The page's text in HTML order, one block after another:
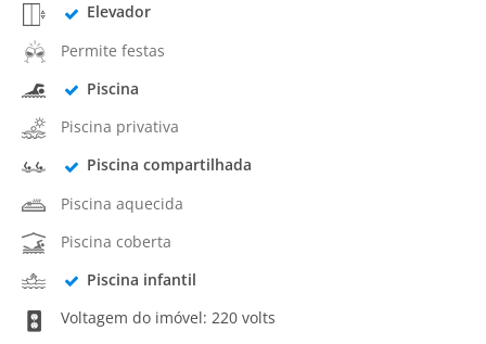
Elevador
Permite festas
Piscina
Piscina privativa
Piscina compartilhada
Piscina aquecida
Piscina coberta
Piscina infantil
Voltagem do imóvel: 220 volts